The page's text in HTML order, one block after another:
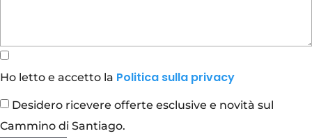
Ho letto e accetto la Politica sulla privacy
Desidero ricevere offerte esclusive e novità sul
Cammino di Santiago.